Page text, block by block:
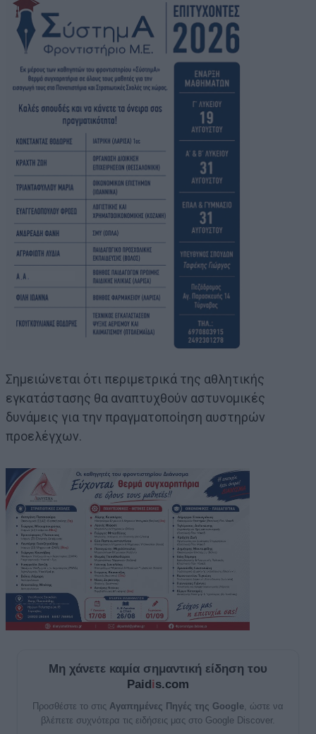
Σημειώνεται ότι περιμετρικά της αθλητικής
εγκατάστασης θα αναπτυχθούν αστυνομικές
δυνάμεις για την πραγματοποίηση αυστηρών
προελέγχων.
Μη χάνετε καμία σημαντική είδηση του
Paidis.com
Προσθέστε το στις Αγαπημένες Πηγές της Google, ώστε να
βλέπετε συχνότερα τις ειδήσεις μας στο Google Discover.